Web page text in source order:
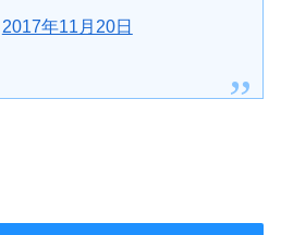
2017年11月20日